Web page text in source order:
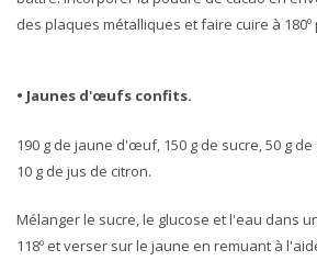
des plaques métalliques et faire cuire à
• Jaunes d'œufs confits.
190 g de jaune d'œuf, 150 g de sucre, 50 g
10 g de jus de citron.
Mélanger le sucre, le glucose et l'eau dans
118º et verser sur le jaune en remuant à